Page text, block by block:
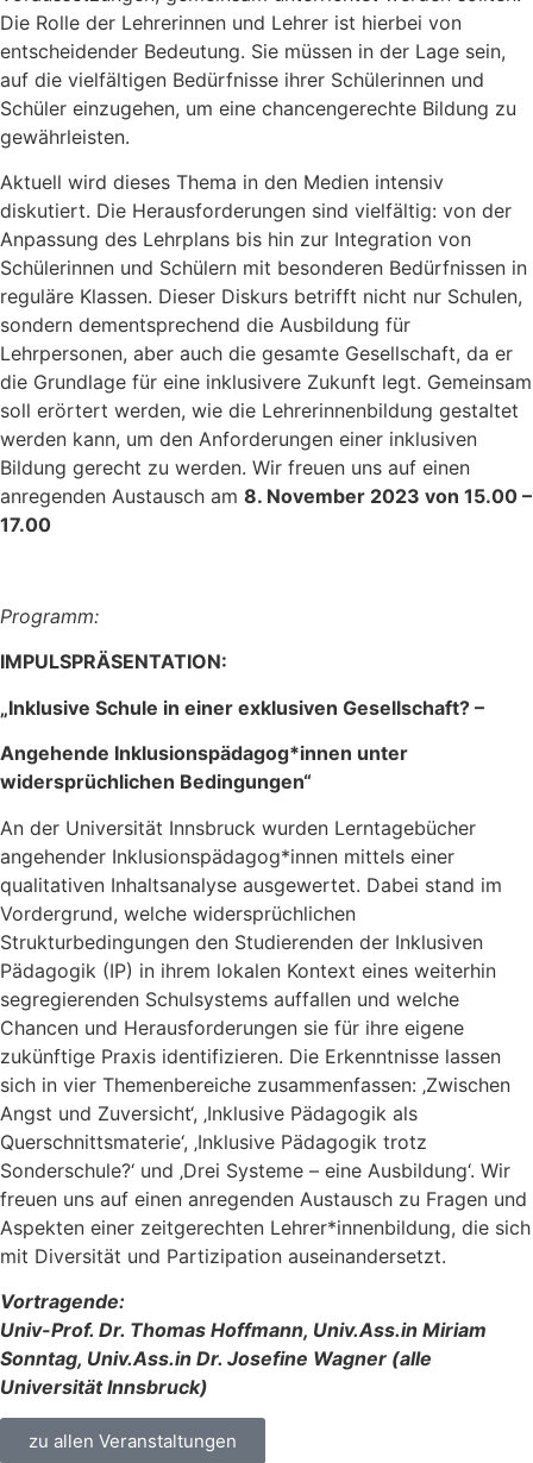
Die Rolle der Lehrerinnen und Lehrer ist hierbei von
entscheidender Bedeutung. Sie müssen in der Lage sein,
auf die vielfältigen Bedürfnisse ihrer Schülerinnen und
Schüler einzugehen, um eine chancengerechte Bildung zu
gewährleisten.
Aktuell wird dieses Thema in den Medien intensiv
diskutiert. Die Herausforderungen sind vielfältig: von der
Anpassung des Lehrplans bis hin zur Integration von
Schülerinnen und Schülern mit besonderen Bedürfnissen in
reguläre Klassen. Dieser Diskurs betrifft nicht nur Schulen,
sondern dementsprechend die Ausbildung für
Lehrpersonen, aber auch die gesamte Gesellschaft, da er
die Grundlage für eine inklusivere Zukunft legt. Gemeinsam
soll erörtert werden, wie die Lehrerinnenbildung gestaltet
werden kann, um den Anforderungen einer inklusiven
Bildung gerecht zu werden. Wir freuen uns auf einen
anregenden Austausch am 8. November 2023 von 15.00 –
17.00
Programm:
IMPULSPRÄSENTATION:
„Inklusive Schule in einer exklusiven Gesellschaft? –
Angehende Inklusionspädagog*innen unter
widersprüchlichen Bedingungen“
An der Universität Innsbruck wurden Lerntagebücher
angehender Inklusionspädagog*innen mittels einer
qualitativen Inhaltsanalyse ausgewertet. Dabei stand im
Vordergrund, welche widersprüchlichen
Strukturbedingungen den Studierenden der Inklusiven
Pädagogik (IP) in ihrem lokalen Kontext eines weiterhin
segregierenden Schulsystems auffallen und welche
Chancen und Herausforderungen sie für ihre eigene
zukünftige Praxis identifizieren. Die Erkenntnisse lassen
sich in vier Themenbereiche zusammenfassen: ‚Zwischen
Angst und Zuversicht‘, ‚Inklusive Pädagogik als
Querschnittsmaterie‘, ‚Inklusive Pädagogik trotz
Sonderschule?‘ und ‚Drei Systeme – eine Ausbildung‘. Wir
freuen uns auf einen anregenden Austausch zu Fragen und
Aspekten einer zeitgerechten Lehrer*innenbildung, die sich
mit Diversität und Partizipation auseinandersetzt.
Vortragende:
Univ-Prof. Dr. Thomas Hoffmann, Univ.Ass.in Miriam
Sonntag, Univ.Ass.in Dr. Josefine Wagner (alle
Universität Innsbruck)
zu allen Veranstaltungen